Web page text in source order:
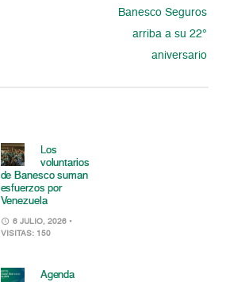
Banesco Seguros
arriba a su 22°
aniversario
Los
voluntarios
de Banesco suman
esfuerzos por
Venezuela
6 JULIO, 2026 •
VISITAS: 150
Agenda